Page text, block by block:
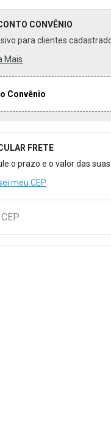
CONVÊNIO
para clientes
Mais
Convênio
para Calcular o
FRETE
o prazo e o valor das
meu CEP